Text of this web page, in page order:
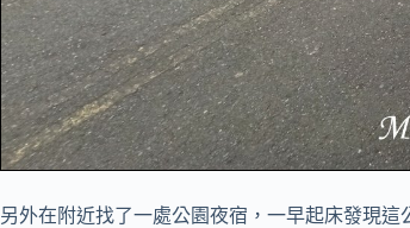
另外在附近找了一處公園夜宿，一早起床發現